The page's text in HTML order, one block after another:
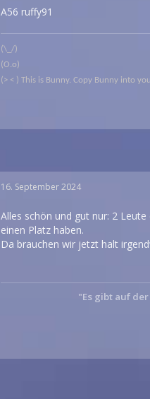
A56 ruffy91
(\_/)
(O.o)
(> < ) This is Bunny. Copy Bunny into
16. September 2024
Alles schön und gut nur: 2
einen Platz haben.
Da brauchen wir jetzt halt
"Es gibt auf